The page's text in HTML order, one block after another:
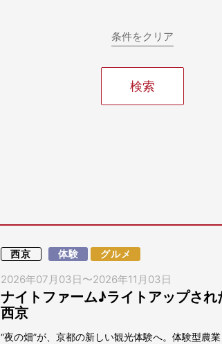
条件をクリア
西京 体験 グルメ
2026年07月03日〜2026年11月03日
ナイトファーム♪ライトアップさ
西京
“夜の畑”が、京都の新しい観光体験へ。体験型農